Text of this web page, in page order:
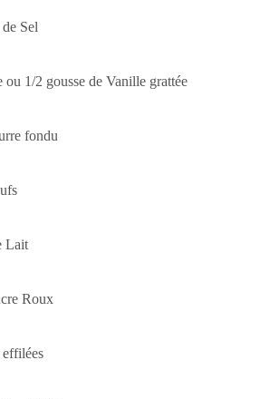
Sel
1/2 gousse de Vanille grattée
fondu
Lait
Roux